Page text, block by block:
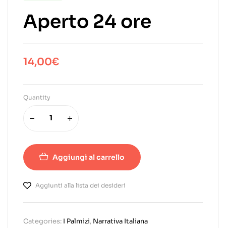
Aperto 24 ore
14,00€
Quantity
Aggiungi al carrello
Aggiunti alla lista dei desideri
Categories: I Palmizi, Narrativa Italiana